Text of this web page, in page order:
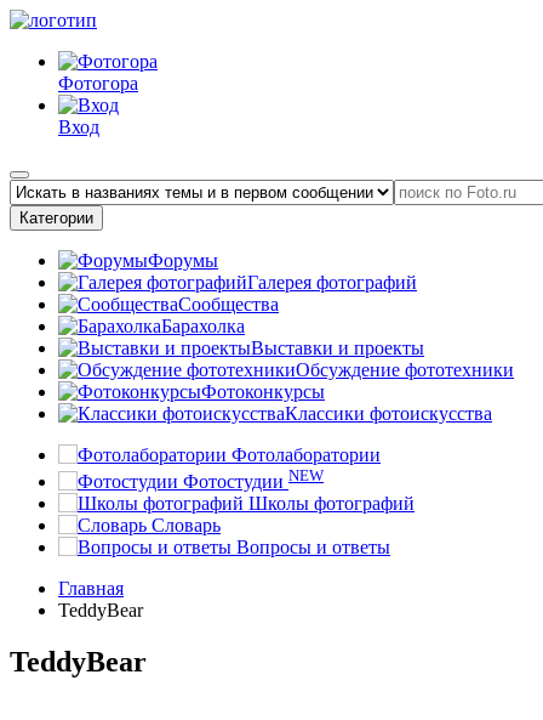
Фотогора
Вход
Категории
Форумы
Галерея фотографий
Сообщества
Барахолка
Выставки и проекты
Обсуждение фототехники
Фотоконкурсы
Классики фотоискусства
Фотолаборатории
Фотостудии NEW
Школы фотографий
Словарь
Вопросы и ответы
Главная
TeddyBear
TeddyBear